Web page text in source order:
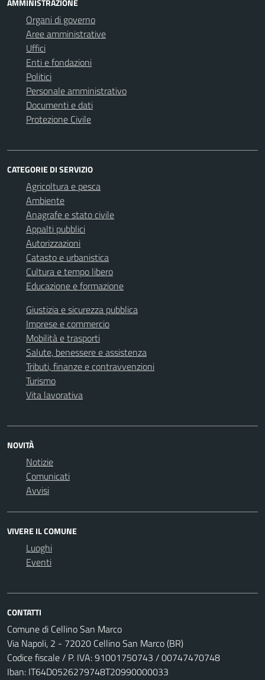
AMMINISTRAZIONE
Organi di governo
Aree amministrative
Uffici
Enti e fondazioni
Politici
Personale amministrativo
Documenti e dati
Protezione Civile
CATEGORIE DI SERVIZIO
Agricoltura e pesca
Ambiente
Anagrafe e stato civile
Appalti pubblici
Autorizzazioni
Catasto e urbanistica
Cultura e tempo libero
Educazione e formazione
Giustizia e sicurezza pubblica
Imprese e commercio
Mobilità e trasporti
Salute, benessere e assistenza
Tributi, finanze e contravvenzioni
Turismo
Vita lavorativa
NOVITÀ
Notizie
Comunicati
Avvisi
VIVERE IL COMUNE
Luoghi
Eventi
CONTATTI
Comune di Cellino San Marco
Via Napoli, 2 - 72020 Cellino San Marco (BR)
Codice fiscale / P. IVA: 91001750743 / 00747470748
Iban: IT64D0526279748T20990000033